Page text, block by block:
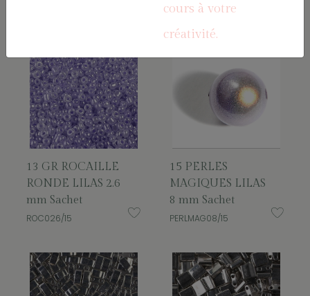
13 GR ROCAILLE
RONDE LILAS 2.6
mm Sachet
ROC026/15
15 PERLES
MAGIQUES LILAS
8 mm Sachet
PERLMAG08/15
cours à votre
créativité.